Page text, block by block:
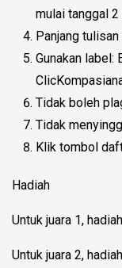
mulai tanggal
Panjang
Gunakan label:
Tidak boleh
Tidak
Klik tombol
Hadiah
Untuk juara 1,
Untuk juara 2,